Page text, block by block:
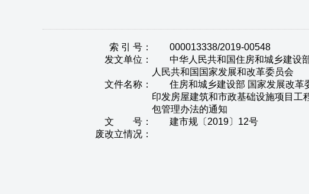
索 引 号： 000013338/2019-00548
发文单位：
中华人民共和国住房和城乡建设
人民共和国国家发展和改革委员会
文件名称：
住房和城乡建设部 国家发展改革
印发房屋建筑和市政基础设施项目工
包管理办法的通知
文 号： 建市规〔2019〕12号
废改立情况：